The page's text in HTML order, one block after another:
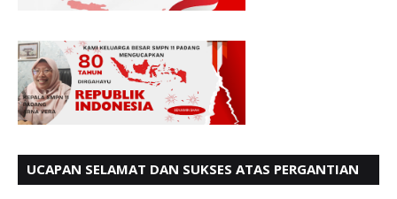
UCAPAN SELAMAT DAN SUKSES ATAS PERGANTIAN